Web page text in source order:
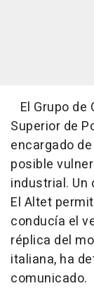
El Grupo
Superior de
encargado
posible
industrial. Un
El Altet
conducía el
réplica del
italiana, ha
comunicado.